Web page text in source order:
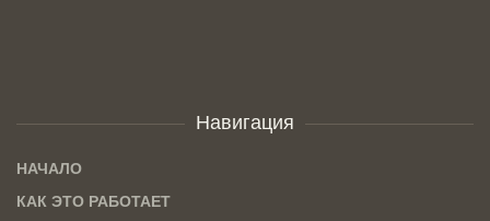
Навигация
НАЧАЛО
КАК ЭТО РАБОТАЕТ